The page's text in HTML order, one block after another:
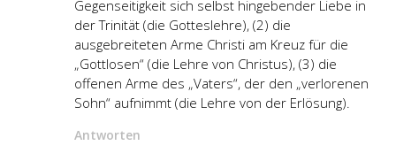
Gegenseitigkeit sich selbst hingebender Liebe in
der Trinität (die Gotteslehre), (2) die
ausgebreiteten Arme Christi am Kreuz für die
„Gottlosen“ (die Lehre von Christus), (3) die
offenen Arme des „Vaters“, der den „verlorenen
Sohn“ aufnimmt (die Lehre von der Erlösung).
Antworten